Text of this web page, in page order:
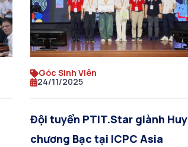
Góc Sinh Viên
24/11/2025
Đội tuyển PTIT.Star giành Huy
chương Bạc tại ICPC Asia